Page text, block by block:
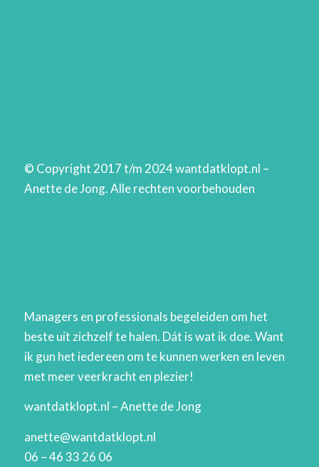
© Copyright 2017 t/m 2024 wantdatklopt.nl –
Anette de Jong. Alle rechten voorbehouden
Managers en professionals begeleiden om het
beste uit zichzelf te halen. Dát is wat ik doe. Want
ik gun het iedereen om te kunnen werken en leven
met meer veerkracht en plezier!
wantdatklopt.nl – Anette de Jong
anette@wantdatklopt.nl
06 – 46 33 26 06